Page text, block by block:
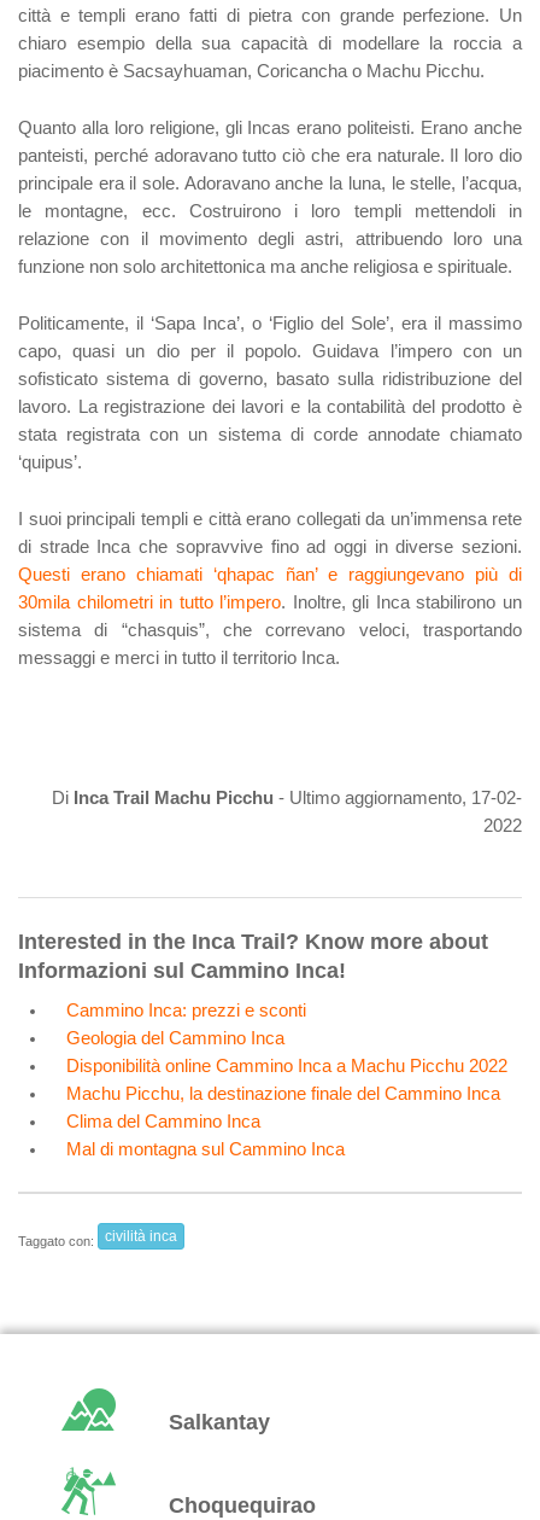
città e templi erano fatti di pietra con grande perfezione. Un
chiaro esempio della sua capacità di modellare la roccia a
piacimento è Sacsayhuaman, Coricancha o Machu Picchu.
Quanto alla loro religione, gli Incas erano politeisti. Erano anche
panteisti, perché adoravano tutto ciò che era naturale. Il loro dio
principale era il sole. Adoravano anche la luna, le stelle, l’acqua,
le montagne, ecc. Costruirono i loro templi mettendoli in
relazione con il movimento degli astri, attribuendo loro una
funzione non solo architettonica ma anche religiosa e spirituale.
Politicamente, il ‘Sapa Inca’, o ‘Figlio del Sole’, era il massimo
capo, quasi un dio per il popolo. Guidava l’impero con un
sofisticato sistema di governo, basato sulla ridistribuzione del
lavoro. La registrazione dei lavori e la contabilità del prodotto è
stata registrata con un sistema di corde annodate chiamato
‘quipus’.
I suoi principali templi e città erano collegati da un’immensa rete
di strade Inca che sopravvive fino ad oggi in diverse sezioni.
Questi erano chiamati ‘qhapac ñan’ e raggiungevano più di
30mila chilometri in tutto l’impero. Inoltre, gli Inca stabilirono un
sistema di “chasquis”, che correvano veloci, trasportando
messaggi e merci in tutto il territorio Inca.
Di Inca Trail Machu Picchu - Ultimo aggiornamento, 17-02-
2022
Interested in the Inca Trail? Know more about
Informazioni sul Cammino Inca!
Cammino Inca: prezzi e sconti
Geologia del Cammino Inca
Disponibilità online Cammino Inca a Machu Picchu 2022
Machu Picchu, la destinazione finale del Cammino Inca
Clima del Cammino Inca
Mal di montagna sul Cammino Inca
Taggato con: civilità inca
Salkantay
Choquequirao